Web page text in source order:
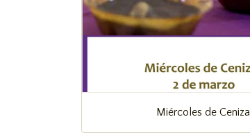
Miércoles de Ceniza